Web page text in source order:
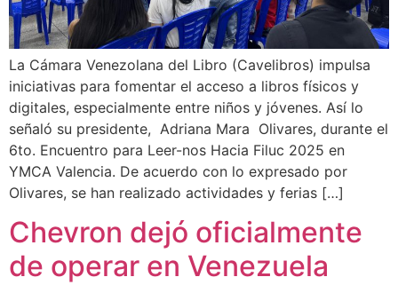
La Cámara Venezolana del Libro (Cavelibros) impulsa
iniciativas para fomentar el acceso a libros físicos y
digitales, especialmente entre niños y jóvenes. Así lo
señaló su presidente, Adriana Mara Olivares, durante el
6to. Encuentro para Leer-nos Hacia Filuc 2025 en
YMCA Valencia. De acuerdo con lo expresado por
Olivares, se han realizado actividades y ferias […]
Chevron dejó oficialmente
de operar en Venezuela